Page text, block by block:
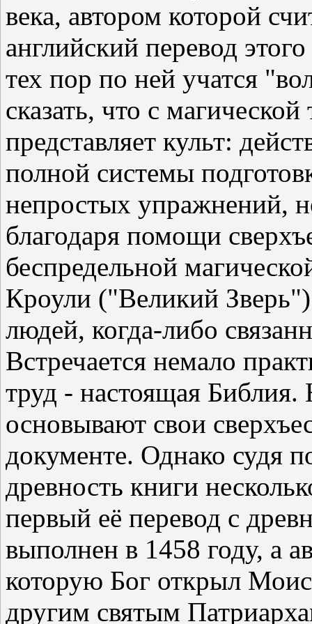
века, автором которой
английский перевод
тех пор по ней учатся
сказать, что с
представляет культ:
полной системы
непростых упражнений,
благодаря помощи
беспредельной
Кроули ("Великий
людей, когда-либо
Встречается немало
труд - настоящая
основывают свои
документе. Однако судя
древность книги
первый её перевод с
выполнен в 1458 году, а
которую Бог открыл
другим святым